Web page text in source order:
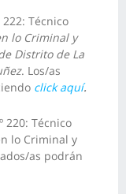
Técnico
lo Criminal y
Distrito de La
. Los/as
click aquí.
220: Técnico
lo Criminal y
as podrán